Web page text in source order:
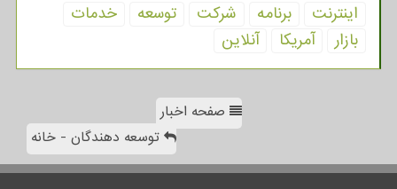
اینترنت برنامه شركت توسعه
خدمات
بازار
آمریكا آنلاین
صفحه اخبار
توسعه دهندگان - خانه